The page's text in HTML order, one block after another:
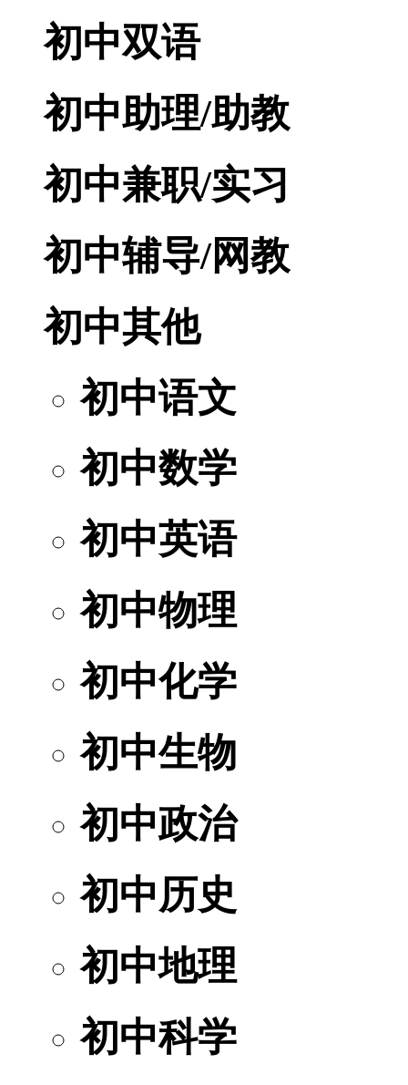
初中双语
初中助理/助教
初中兼职/实习
初中辅导/网教
初中其他
初中语文
初中数学
初中英语
初中物理
初中化学
初中生物
初中政治
初中历史
初中地理
初中科学